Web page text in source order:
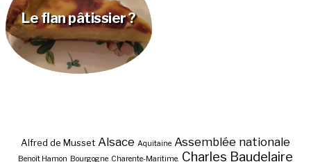
Le flan pâtissier ?
Alfred de Musset Alsace Aquitaine Assemblée nationale
Benoît Hamon Bourgogne Charente-Maritime. Charles Baudelaire